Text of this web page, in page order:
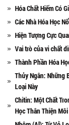
Hóa Chất Hiếm Có
Các Nhà Hóa Học
Hiện Tượng Cực
Vai trò của vi chất
Thành Phần Hóa
Thủy Ngân: Những
Loại Này
Chitin: Một Chất
Học Thân Thiện